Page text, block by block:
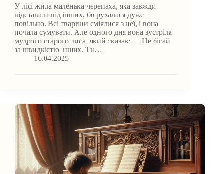
У лісі жила маленька черепаха, яка завжди
відставала від інших, бо рухалася дуже
повільно. Всі тварини сміялися з неї, і вона
почала сумувати. Але одного дня вона зустріла
мудрого старого лиса, який сказав: — Не бігай
за швидкістю інших. Ти…
16.04.2025